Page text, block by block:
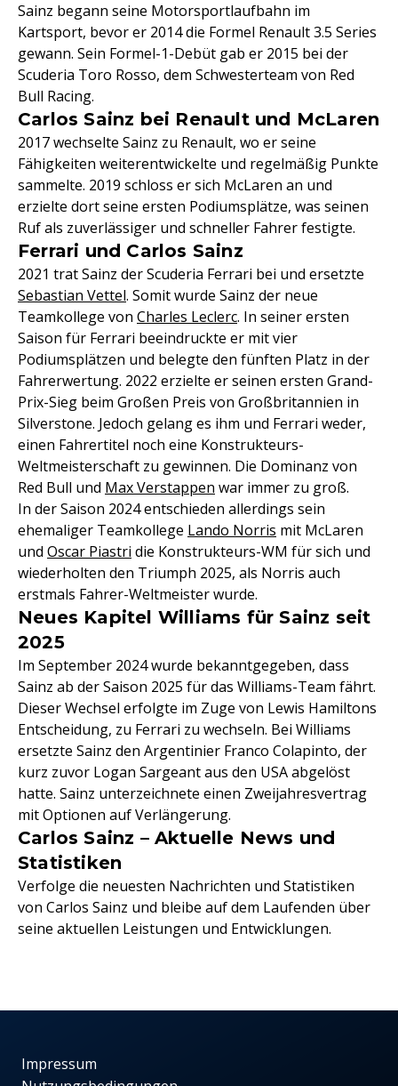
Sainz begann seine Motorsportlaufbahn im
Kartsport, bevor er 2014 die Formel Renault 3.5 Series
gewann. Sein Formel-1-Debüt gab er 2015 bei der
Scuderia Toro Rosso, dem Schwesterteam von Red
Bull Racing.
Carlos Sainz bei Renault und McLaren
2017 wechselte Sainz zu Renault, wo er seine
Fähigkeiten weiterentwickelte und regelmäßig Punkte
sammelte. 2019 schloss er sich McLaren an und
erzielte dort seine ersten Podiumsplätze, was seinen
Ruf als zuverlässiger und schneller Fahrer festigte.
Ferrari und Carlos Sainz
2021 trat Sainz der Scuderia Ferrari bei und ersetzte
Sebastian Vettel. Somit wurde Sainz der neue
Teamkollege von Charles Leclerc. In seiner ersten
Saison für Ferrari beeindruckte er mit vier
Podiumsplätzen und belegte den fünften Platz in der
Fahrerwertung. 2022 erzielte er seinen ersten Grand-
Prix-Sieg beim Großen Preis von Großbritannien in
Silverstone. Jedoch gelang es ihm und Ferrari weder,
einen Fahrertitel noch eine Konstrukteurs-
Weltmeisterschaft zu gewinnen. Die Dominanz von
Red Bull und Max Verstappen war immer zu groß.
In der Saison 2024 entschieden allerdings sein
ehemaliger Teamkollege Lando Norris mit McLaren
und Oscar Piastri die Konstrukteurs-WM für sich und
wiederholten den Triumph 2025, als Norris auch
erstmals Fahrer-Weltmeister wurde.
Neues Kapitel Williams für Sainz seit
2025
Im September 2024 wurde bekanntgegeben, dass
Sainz ab der Saison 2025 für das Williams-Team fährt.
Dieser Wechsel erfolgte im Zuge von Lewis Hamiltons
Entscheidung, zu Ferrari zu wechseln. Bei Williams
ersetzte Sainz den Argentinier Franco Colapinto, der
kurz zuvor Logan Sargeant aus den USA abgelöst
hatte. Sainz unterzeichnete einen Zweijahresvertrag
mit Optionen auf Verlängerung.
Carlos Sainz – Aktuelle News und
Statistiken
Verfolge die neuesten Nachrichten und Statistiken
von Carlos Sainz und bleibe auf dem Laufenden über
seine aktuellen Leistungen und Entwicklungen.
Impressum